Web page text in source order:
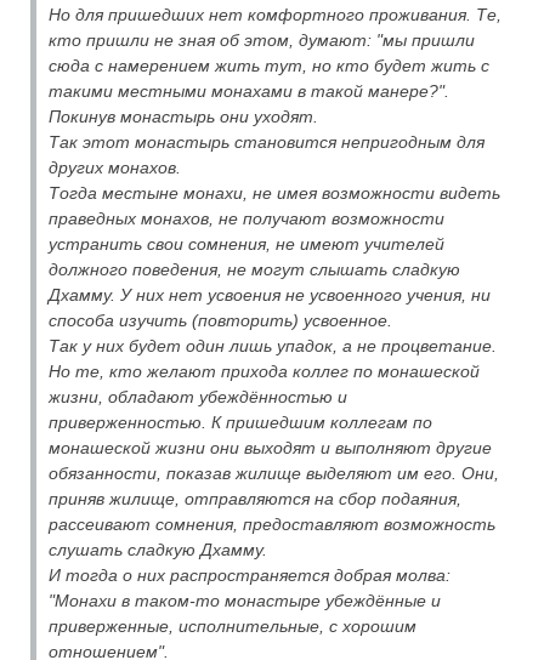
Но для пришедших нет комфортного проживания. Те,
кто пришли не зная об этом, думают: "мы пришли
сюда с намерением жить тут, но кто будет жить с
такими местными монахами в такой манере?".
Покинув монастырь они уходят.
Так этот монастырь становится непригодным для
других монахов.
Тогда местыне монахи, не имея возможности видеть
праведных монахов, не получают возможности
устранить свои сомнения, не имеют учителей
должного поведения, не могут слышать сладкую
Дхамму. У них нет усвоения не усвоенного учения, ни
способа изучить (повторить) усвоенное.
Так у них будет один лишь упадок, а не процветание.
Но те, кто желают прихода коллег по монашеской
жизни, обладают убеждённостью и
приверженностью. К пришедшим коллегам по
монашеской жизни они выходят и выполняют другие
обязанности, показав жилище выделяют им его. Они,
приняв жилище, отправляются на сбор подаяния,
рассеивают сомнения, предоставляют возможность
слушать сладкую Дхамму.
И тогда о них распространяется добрая молва:
"Монахи в таком-то монастыре убеждённые и
приверженные, исполнительные, с хорошим
отношением".